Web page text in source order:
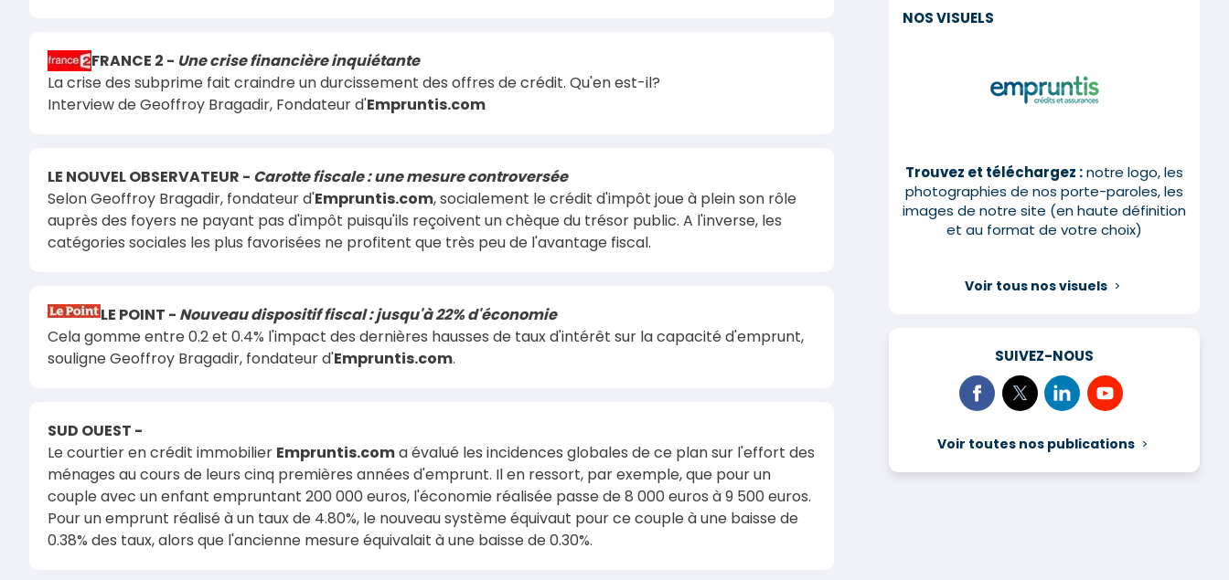
FRANCE 2 - Une crise financière inquiétante
La crise des subprime fait craindre un durcissement des offres de crédit. Qu'en est-il?
Interview de Geoffroy Bragadir, Fondateur d'Empruntis.com
LE NOUVEL OBSERVATEUR - Carotte fiscale : une mesure controversée
Selon Geoffroy Bragadir, fondateur d'Empruntis.com, socialement le crédit d'impôt joue à plein son rôle
auprès des foyers ne payant pas d'impôt puisqu'ils reçoivent un chèque du trésor public. A l'inverse, les
catégories sociales les plus favorisées ne profitent que très peu de l'avantage fiscal.
LE POINT - Nouveau dispositif fiscal : jusqu'à 22% d'économie
Cela gomme entre 0.2 et 0.4% l'impact des dernières hausses de taux d'intérêt sur la capacité d'emprunt,
souligne Geoffroy Bragadir, fondateur d'Empruntis.com.
SUD OUEST -
Le courtier en crédit immobilier Empruntis.coma évalué les incidences globales de ce plan sur l'effort des
ménages au cours de leurs cinq premières années d'emprunt. Il en ressort, par exemple, que pour un
couple avec un enfant empruntant 200 000 euros, l'économie réalisée passe de 8 000 euros à 9 500 euros.
Pour un emprunt réalisé à un taux de 4.80%, le nouveau système équivaut pour ce couple à une baisse de
0.38% des taux, alors que l'ancienne mesure équivalait à une baisse de 0.30%.
NOS VISUELS
Trouvez et téléchargez :notre logo, les
photographies de nos porte-paroles, les
images de notre site (en haute définition
et au format de votre choix)
Voir tous nos visuels
SUIVEZ-NOUS
Voir toutes nos publications